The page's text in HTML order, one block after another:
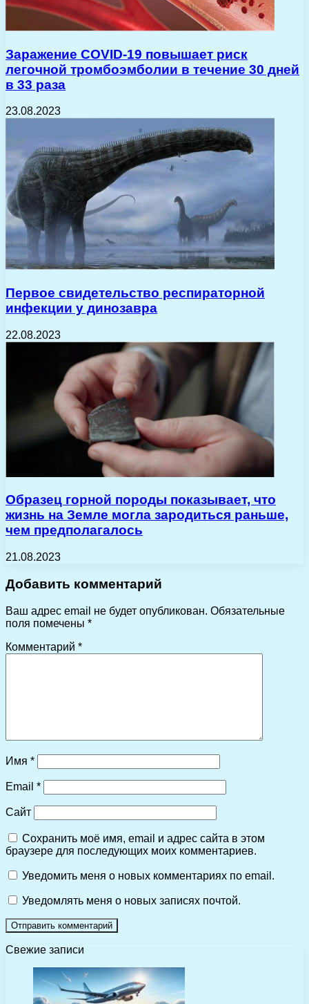
Заражение COVID-19 повышает риск
легочной тромбоэмболии в течение 30 дней
в 33 раза
23.08.2023
Первое свидетельство респираторной
инфекции у динозавра
22.08.2023
Образец горной породы показывает, что
жизнь на Земле могла зародиться раньше,
чем предполагалось
21.08.2023
Добавить комментарий
Ваш адрес email не будет опубликован. Обязательные
поля помечены *
Комментарий *
Имя *
Email *
Сайт
Сохранить моё имя, email и адрес сайта в этом
браузере для последующих моих комментариев.
Уведомить меня о новых комментариях по email.
Уведомлять меня о новых записях почтой.
Свежие записи